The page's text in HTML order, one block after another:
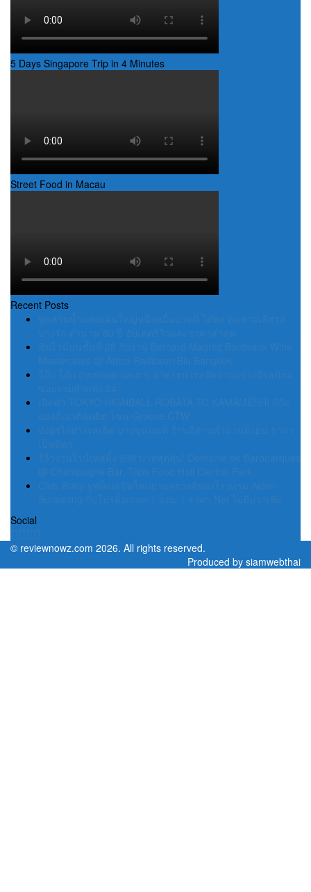
5 Days Singapore Trip in 4 Minutes
Street Food in Macau
Recent Posts
Social
© reviewnowz.com 2026. All rights reserved.
Produced by siamwebthai